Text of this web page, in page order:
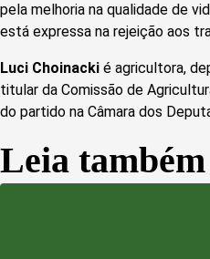
pela melhoria na qualidade de
está expressa na rejeição aos
Luci Choinacki é agricultora,
titular da Comissão de
do partido na Câmara dos
Leia também